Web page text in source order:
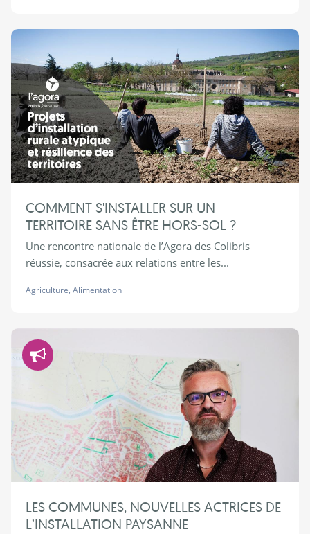
COMMENT S'INSTALLER SUR UN
TERRITOIRE SANS ÊTRE HORS-SOL ?
Une rencontre nationale de l’Agora des Colibris
réussie, consacrée aux relations entre les...
Agriculture, Alimentation
Démocratie
LES COMMUNES, NOUVELLES ACTRICES DE
L’INSTALLATION PAYSANNE